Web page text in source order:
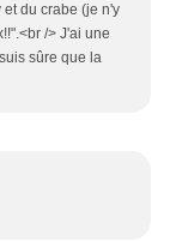
du crabe (je n'y
/> J'ai une
sûre que la